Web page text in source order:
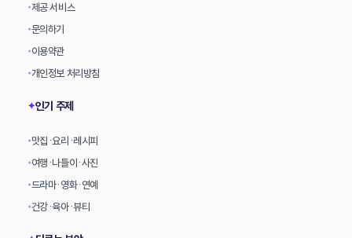
•제공 서비스
•문의하기
•이용약관
•개인정보 처리방침
✦인기 주제
•맛집·요리·레시피
•여행·나들이·사진
•드라마·영화·연예
•건강·육아·뷰티